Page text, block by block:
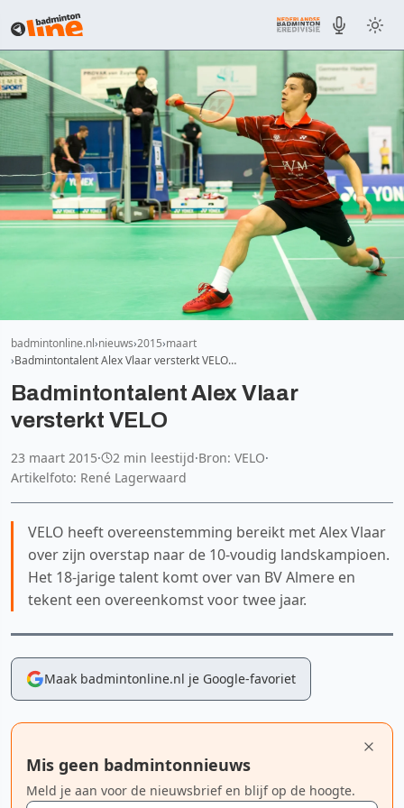
badmintonline.nl nieuws 2015 maart
Badmintontalent Alex Vlaar versterkt VELO…
Badmintontalent Alex Vlaar
versterkt VELO
23 maart 2015· 2 min leestijd·Bron: VELO·
Artikelfoto: René Lagerwaard
VELO heeft overeenstemming bereikt met Alex Vlaar
over zijn overstap naar de 10-voudig landskampioen.
Het 18-jarige talent komt over van BV Almere en
tekent een overeenkomst voor twee jaar.
Maak badmintonline.nl je Google-favoriet
Mis geen badmintonnieuws
Meld je aan voor de nieuwsbrief en blijf op de hoogte.